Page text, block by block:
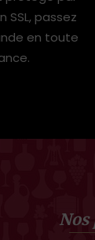
SSL, passez
en toute
Nos